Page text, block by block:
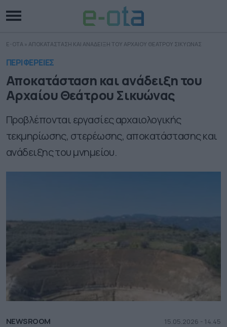
E-OTA » ΑΠΟΚΑΤΑΣΤΑΣΗ ΚΑΙ ΑΝΑΔΕΙΞΗ ΤΟΥ ΑΡΧΑΙΟΥ ΘΕΑΤΡΟΥ ΣΙΚΥΩΝΑΣ
ΠΕΡΙΦΕΡΕΙΕΣ
Αποκατάσταση και ανάδειξη του
Αρχαίου Θεάτρου Σικυώνας
Προβλέπονται εργασίες αρχαιολογικής
τεκμηρίωσης, στερέωσης, αποκατάστασης και
ανάδειξης του μνημείου.
NEWSROOM 15.05.2026 - 14.45